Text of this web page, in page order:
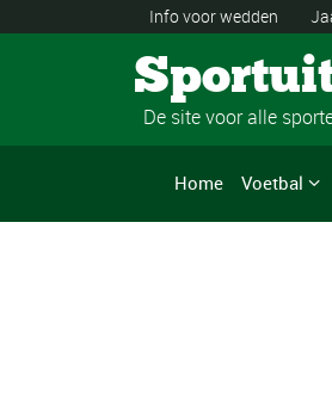
Info voor wedden
De site voor alle
Home Voetbal